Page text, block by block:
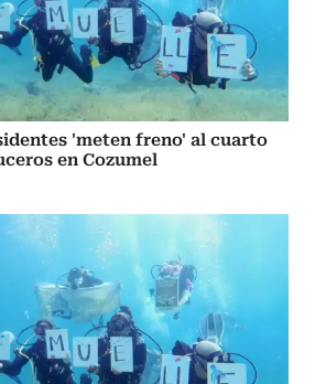
'meten freno' al cuarto
en Cozumel